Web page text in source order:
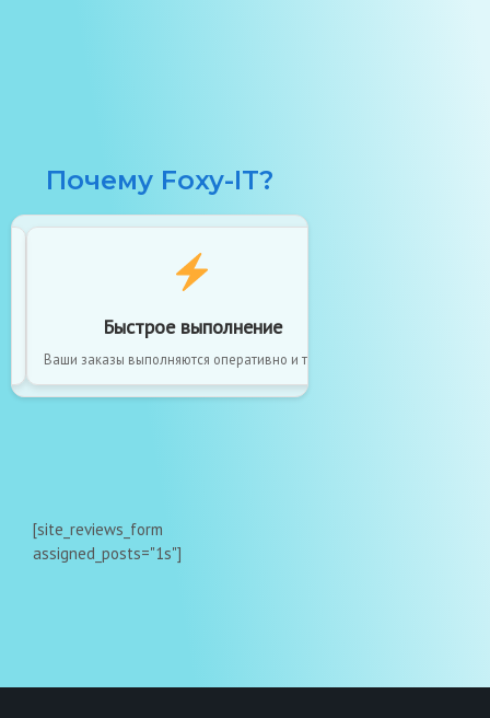
Почему Foxy-IT?
Быстрое выполнение
Ваши заказы выполняются оперативно и точно.
[site_reviews_form
assigned_posts="1s"]